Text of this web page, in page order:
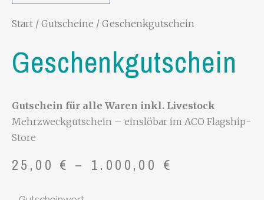
Start / Gutscheine / Geschenkgutschein
Geschenkgutschein
Gutschein für alle Waren inkl. Livestock
Mehrzweckgutschein – einslöbar im ACO Flagship-
Store
25,00 € – 1.000,00 €